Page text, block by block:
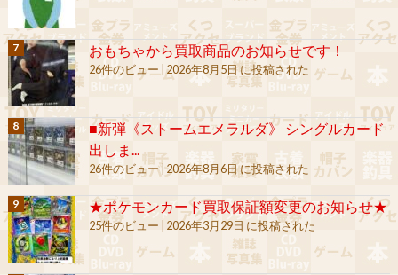
おもちゃから買取商品のお知らせです！
26件のビュー 2026年8月5日 に投稿された
■新弾《ストームエメラルダ》 シングルカード
出しま...
26件のビュー|2026年8月6日 に投稿された
★ポケモンカード買取保証額変更のお知らせ★
25件のビュー 2026年3月29日 に投稿された